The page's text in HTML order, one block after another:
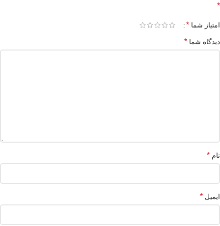
*
امتیاز شما *
دیدگاه شما *
نام *
ایمیل *